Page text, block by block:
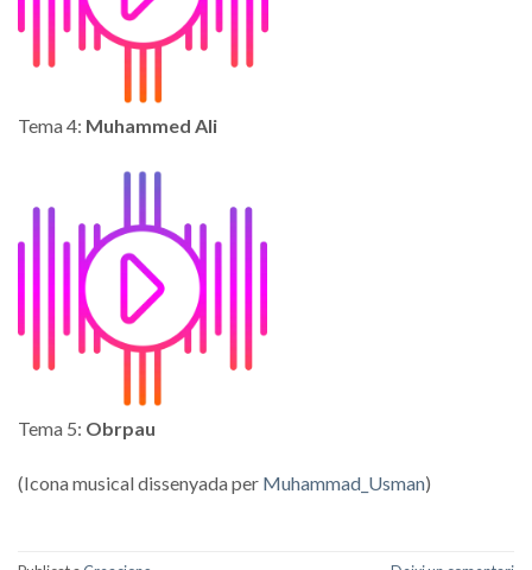
Tema 4: Muhammed Ali
Tema 5: Obrpau
(Icona musical dissenyada per Muhammad_Usman)